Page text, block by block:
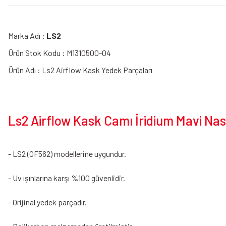
Marka Adı : LS2
Ürün Stok Kodu : M1310500-04
Ürün Adı : Ls2 Airflow Kask Yedek Parçaları
Ls2 Airflow Kask Camı İridium Mavi
- LS2 (OF562) modellerine uygundur.
- Uv ışınlarına karşı %100 güvenlidir.
- Orijinal yedek parçadır.